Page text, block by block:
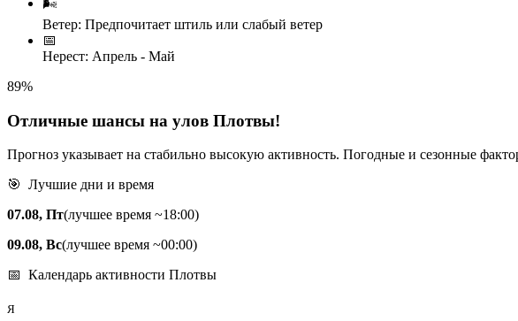
Ветер: Предпочитает штиль или слабый ветер
📅
Нерест: Апрель - Май
89%
Отличные шансы на улов Плотвы!
Прогноз указывает на стабильно высокую активность. Погодные и сезонные
🎯 Лучшие дни и время
07.08, Пт(лучшее время ~18:00)
09.08, Вс(лучшее время ~00:00)
📅 Календарь активности Плотвы
Я